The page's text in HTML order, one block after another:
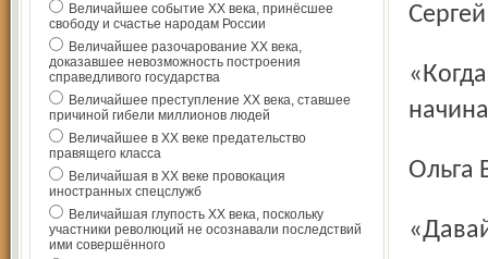
Величайшее событие ХХ века, принёсшее
свободу и счастье народам России
Величайшее разочарование ХХ века,
доказавшее невозможность построения
справедливого государства
Величайшее преступление ХХ века, ставшее
причиной гибели миллионов людей
Величайшее в ХХ веке предательство
правящего класса
Величайшая в ХХ веке провокация
иностранных спецслужб
Величайшая глупость ХХ века, поскольку
участники революций не осознавали последствий
ими совершённого
«Когда становится невозможно работать напряженнее,